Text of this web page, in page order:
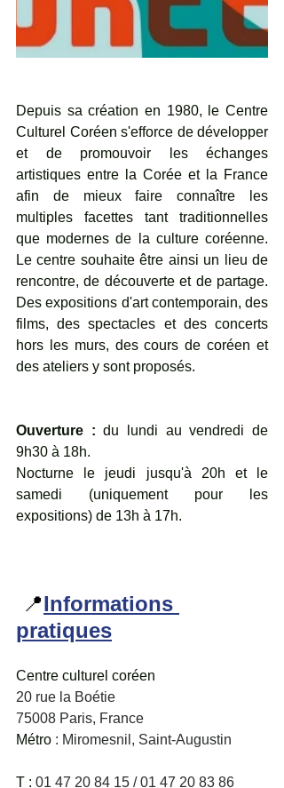
Depuis sa création en 1980, le Centre
Culturel Coréen s'efforce de développer
et de promouvoir les échanges
artistiques entre la Corée et la France
afin de mieux faire connaître les
multiples facettes tant traditionnelles
que modernes de la culture coréenne.
Le centre souhaite être ainsi un lieu de
rencontre, de découverte et de partage.
Des expositions d'art contemporain, des
films, des spectacles et des concerts
hors les murs, des cours de coréen et
des ateliers y sont proposés.
Ouverture : du lundi au vendredi de
9h30 à 18h.
Nocturne le jeudi jusqu'à 20h et le
samedi (uniquement pour les
expositions) de 13h à 17h.
📍Informations
pratiques
Centre culturel coréen
20 rue la Boétie
75008 Paris, France
Métro : Miromesnil, Saint-Augustin
T : 01 47 20 84 15 / 01 47 20 83 86